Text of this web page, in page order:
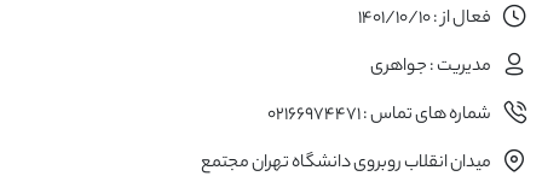
فعال از : 1401/10/10
مدیریت : جواهری
شماره های تماس : 02166974471
میدان انقلاب روبروی دانشگاه تهران مجتمع